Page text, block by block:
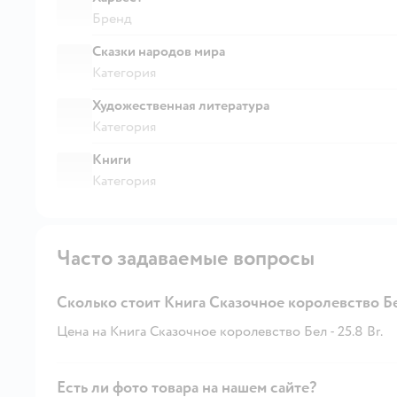
Бренд
Сказки народов мира
Категория
Художественная литература
Категория
Книги
Категория
Часто задаваемые вопросы
Сколько стоит Книга Сказочное королевство
Цена на Книга Сказочное королевство Бел - 25.8 Br.
Есть ли фото товара на нашем сайте?